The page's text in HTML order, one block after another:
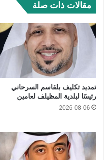
مقالات ذات صلة
تمديد تكليف بلقاسم السرحاني
رئيسًا لبلدية المظيلف لعامين
2026-08-06